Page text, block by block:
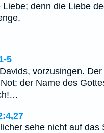
Liebe; denn die Liebe
5
vorzusingen.
der Name des
sehe nicht auf das